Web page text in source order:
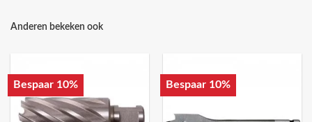
Anderen bekeken ook
Bespaar 10% Bespaar 10%